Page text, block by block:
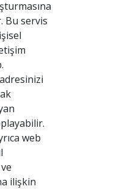
Bu servis
web
ilişkin